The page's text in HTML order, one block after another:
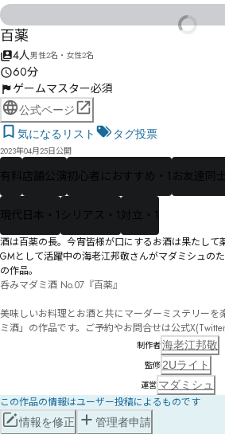
百薬
4人男性2名・女性2名
60分
ゲームマスター必須
公式ページ
気になるリスト
タグ投票
2023年04月25日公開
有料 店舗公演初心者におすすめ・1 お友達同
現代日本・1 シリアス・1 対立・1
酒は百薬の長。今宵皆様が口にするお酒は果たして
GMとして活躍中の海老江邦敬さんがマダミシュの
の作品。
呑みマダミ酒 No.07『百薬』
美味しいお料理とお酒と共にマーダーミステリーを
ミ酒」の作品です。ご予約やお問合せは公式
制作者海老江邦敬
監修 2Uライト
運営 マダミシュ
この作品の情報はユーザー投稿によるものです
情報を修正 管理者申請